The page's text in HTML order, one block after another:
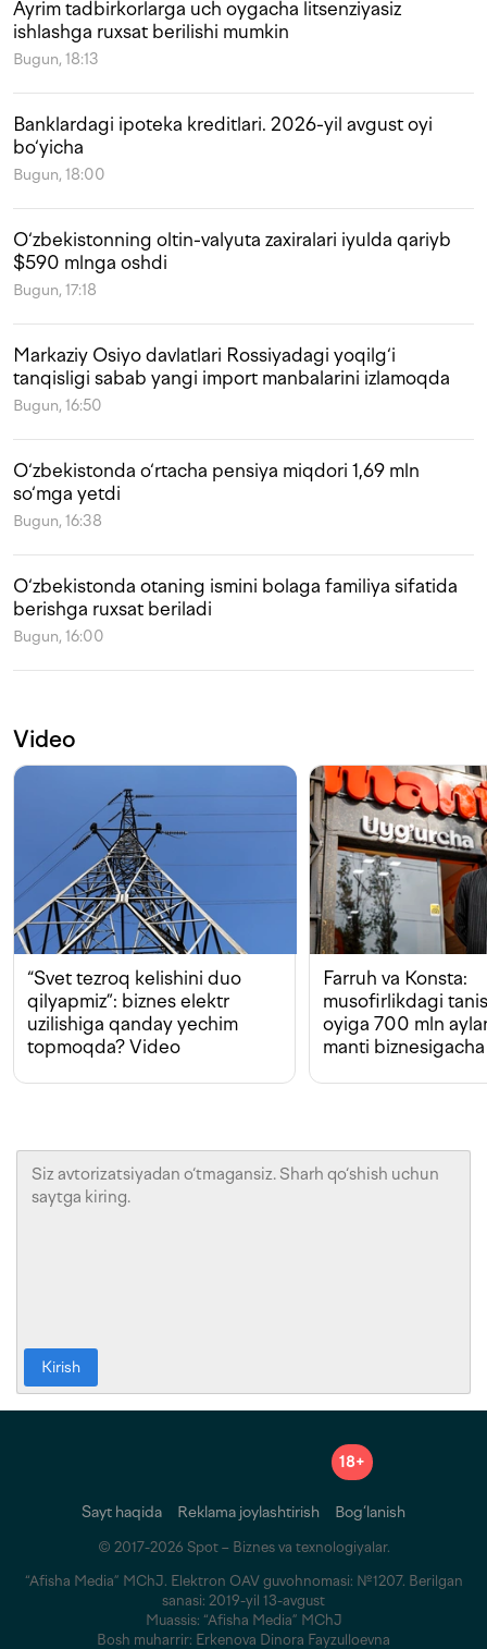
Ayrim tadbirkorlarga uch oygacha litsenziyasiz
ishlashga ruxsat berilishi mumkin
Bugun, 18:13
Banklardagi ipoteka kreditlari. 2026-yil avgust oyi
bo‘yicha
Bugun, 18:00
O‘zbekistonning oltin-valyuta zaxiralari iyulda qariyb
$590 mlnga oshdi
Bugun, 17:18
Markaziy Osiyo davlatlari Rossiyadagi yoqilg‘i
tanqisligi sabab yangi import manbalarini izlamoqda
Bugun, 16:50
O‘zbekistonda o‘rtacha pensiya miqdori 1,69 mln
so‘mga yetdi
Bugun, 16:38
O‘zbekistonda otaning ismini bolaga familiya sifatida
berishga ruxsat beriladi
Bugun, 16:00
Video
“Svet tezroq kelishini duo
qilyapmiz”: biznes elektr
uzilishiga qanday yechim
topmoqda? Video
Farruh va Konsta:
musofirlikdagi
oyiga 700 mln
manti biznesigacha
Kirish
18+
Sayt haqida Reklama joylashtirish Bog‘lanish
© 2017-2026 Spot – Biznes va texnologiyalar.
“Afisha Media” MChJ. Elektron OAV guvohnomasi: №1207. Berilgan
sanasi: 2019-yil 13-avgust
Muassis: “Afisha Media” MChJ
Bosh muharrir: Erkenova Dinora Fayzulloevna